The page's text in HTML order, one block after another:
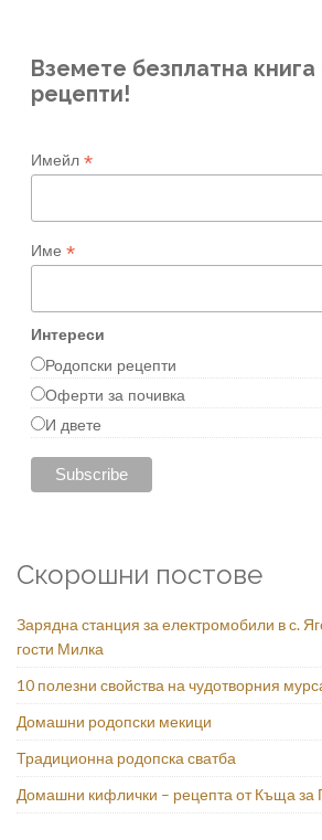
Вземете безплатна книга
рецепти!
Имейл *
Име *
Интереси
Родопски рецепти
Оферти за почивка
И двете
Скорошни постове
Зарядна станция за електромобили в с.
гости Милка
10 полезни свойства на чудотворния
Домашни родопски мекици
Традиционна родопска сватба
Домашни кифлички – рецепта от Къща за